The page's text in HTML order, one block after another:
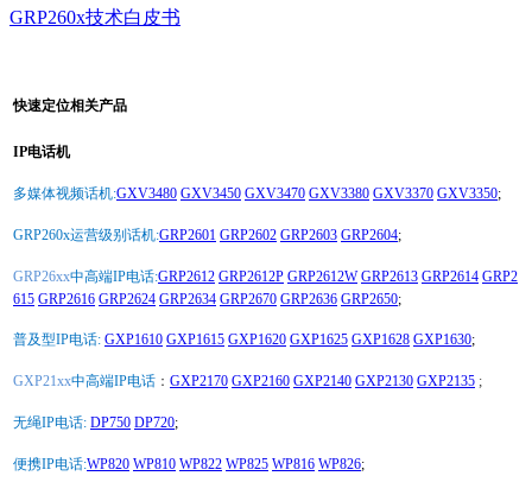
GRP260x技术白皮书
快速定位相关产品
IP电话机
多媒体视频话机:GXV3480 GXV3450 GXV3470 GXV3380 GXV3370 GXV3350;
GRP260x运营级别话机:GRP2601 GRP2602 GRP2603 GRP2604;
GRP26xx中高端IP电话:GRP2612 GRP2612P GRP2612W GRP2613 GRP2614 GRP2
615 GRP2616 GRP2624 GRP2634 GRP2670 GRP2636 GRP2650;
普及型IP电话: GXP1610 GXP1615 GXP1620 GXP1625 GXP1628 GXP1630;
GXP21xx中高端IP电话 ： GXP2170 GXP2160 GXP2140 GXP2130 GXP2135 ;
无绳IP电话: DP750 DP720;
便携IP电话:WP820 WP810 WP822 WP825 WP816 WP826;